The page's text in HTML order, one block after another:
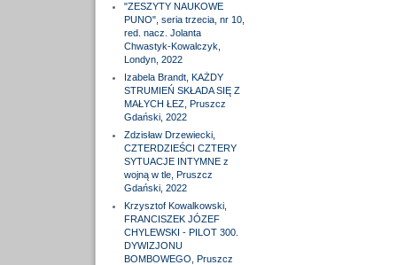
"ZESZYTY NAUKOWE
PUNO", seria trzecia, nr 10,
red. nacz. Jolanta
Chwastyk-Kowalczyk,
Londyn, 2022
Izabela Brandt, KAŻDY
STRUMIEŃ SKŁADA SIĘ Z
MAŁYCH ŁEZ, Pruszcz
Gdański, 2022
Zdzisław Drzewiecki,
CZTERDZIEŚCI CZTERY
SYTUACJE INTYMNE z
wojną w tle, Pruszcz
Gdański, 2022
Krzysztof Kowalkowski,
FRANCISZEK JÓZEF
CHYLEWSKI - PILOT 300.
DYWIZJONU
BOMBOWEGO, Pruszcz